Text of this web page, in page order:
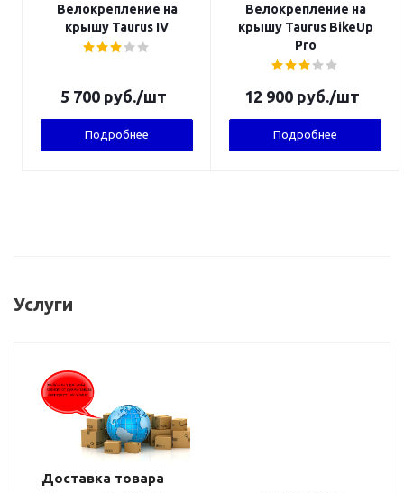
Велокрепление на
крышу Taurus IV
5 700 руб./шт
Подробнее
Велокрепление на
крышу Taurus BikeUp
Pro
12 900 руб./шт
Подробнее
Услуги
Доставка товара